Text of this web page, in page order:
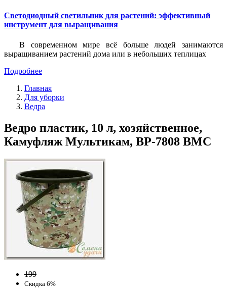
Светодиодный светильник для растений: эффективный
инструмент для выращивания
В современном мире всё больше людей занимаются
выращиванием растений дома или в небольших теплицах
Подробнее
Главная
Для уборки
Ведра
Ведро пластик, 10 л, хозяйственное,
Камуфляж Мультикам, ВР-7808 ВМС
199
Скидка 6%